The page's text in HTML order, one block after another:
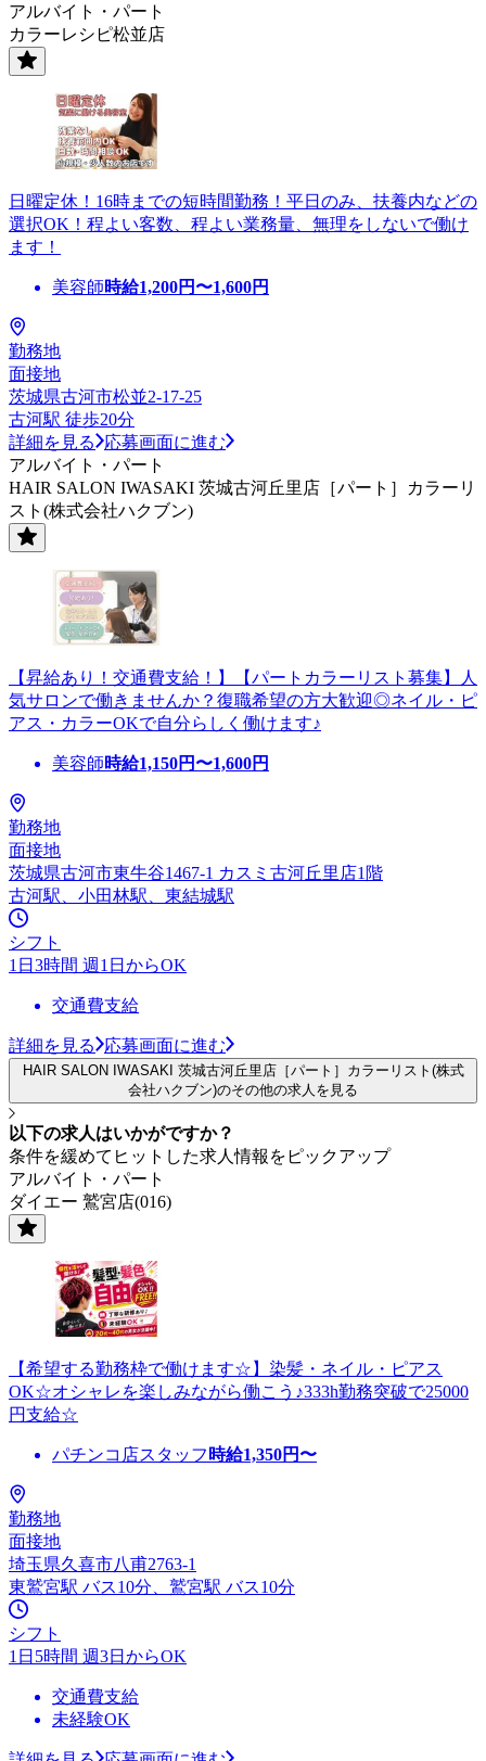
アルバイト・パート
カラーレシピ松並店
日曜定休！16時までの短時間勤務！平日のみ、扶養内などの
選択OK！程よい客数、程よい業務量、無理をしないで働け
ます！
美容師時給1,200円〜1,600円
勤務地
面接地
茨城県古河市松並2-17-25
古河駅 徒歩20分
詳細を見る
応募画面に進む
アルバイト・パート
HAIR SALON IWASAKI 茨城古河丘里店［パート］カラーリ
スト(株式会社ハクブン)
【昇給あり！交通費支給！】【パートカラーリスト募集】人
気サロンで働きませんか？復職希望の方大歓迎◎ネイル・ピ
アス・カラーOKで自分らしく働けます♪
美容師時給1,150円〜1,600円
勤務地
面接地
茨城県古河市東牛谷1467-1 カスミ古河丘里店1階
古河駅、小田林駅、東結城駅
シフト
1日3時間 週1日からOK
交通費支給
詳細を見る 応募画面に進む
HAIR SALON IWASAKI 茨城古河丘里店［パート］カラーリスト(株式
会社ハクブン)のその他の求人を見る
以下の求人はいかがですか？
条件を緩めてヒットした求人情報をピックアップ
アルバイト・パート
ダイエー 鷲宮店(016)
【希望する勤務枠で働けます☆】染髪・ネイル・ピアス
OK☆オシャレを楽しみながら働こう♪333h勤務突破で25000
円支給☆
パチンコ店スタッフ 時給1,350円〜
勤務地
面接地
埼玉県久喜市八甫2763-1
東鷲宮駅 バス10分、鷲宮駅 バス10分
シフト
1日5時間 週3日からOK
交通費支給
未経験OK